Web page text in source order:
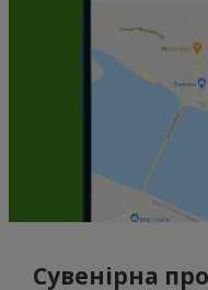
Сувенірна